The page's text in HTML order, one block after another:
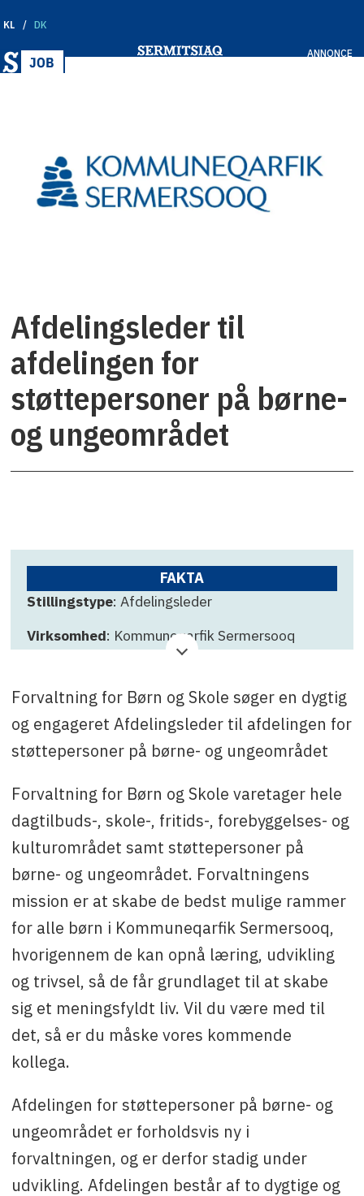
KL DK
ANNONCE
Afdelingsleder til
afdelingen for
støttepersoner på børne-
og ungeområdet
FAKTA
Stillingstype: Afdelingsleder
Virksomhed: Kommuneqarfik Sermersooq
Kontakt: Charlotte Bech, tlf. +299 36 73 21 eller
e-mail: chbe@sermersooq.gl
Forvaltning for Børn og Skole søger en dygtig
og engageret Afdelingsleder til afdelingen for
støttepersoner på børne- og ungeområdet
Forvaltning for Børn og Skole varetager hele
dagtilbuds-, skole-, fritids-, forebyggelses- og
kulturområdet samt støttepersoner på
børne- og ungeområdet. Forvaltningens
mission er at skabe de bedst mulige rammer
for alle børn i Kommuneqarfik Sermersooq,
hvorigennem de kan opnå læring, udvikling
og trivsel, så de får grundlaget til at skabe
sig et meningsfyldt liv. Vil du være med til
det, så er du måske vores kommende
kollega.
Afdelingen for støttepersoner på børne- og
ungeområdet er forholdsvis ny i
forvaltningen, og er derfor stadig under
udvikling. Afdelingen består af to dygtige og